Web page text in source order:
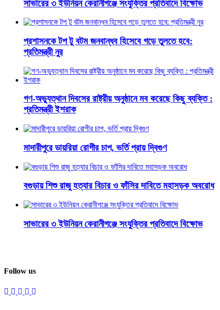
সাভারের ৩ ইউনিয়ন কেরানীগঞ্জে সংযুক্তির প্রতিবাদে বিক্ষোভ
প্রশাসনকে টপ টু বটম জনবান্ধব হিসেবে গড়ে তুলতে হবে:
প্রতিমন্ত্রী নুর
গণ-অভ্যুত্থান দিবসের রাষ্ট্রীয় অনুষ্ঠানে মব করেছে কিছু ব্যক্তি :
প্রতিমন্ত্রী ইশরাক
মাদারীপুরে ডায়রিয়া রোগীর চাপ, ভর্তি প্রায় দ্বিগুণ
বগুড়ায় শিশু রাজু হত্যার বিচার ও ফাঁসির দাবিতে মহাসড়ক অবরোধ
সাভারের ৩ ইউনিয়ন কেরানীগঞ্জে সংযুক্তির প্রতিবাদে বিক্ষোভ
Follow us